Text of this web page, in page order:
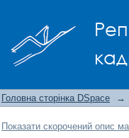
ЗВУКОВОГО
Головна сторінка DSpace →
Показати скорочений опис